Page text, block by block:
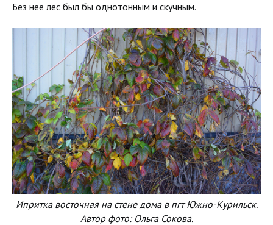
Без неё лес был бы однотонным и скучным.
Ипритка восточная на стене дома в пгт Южно-Курильск.
Автор фото: Ольга Сокова.